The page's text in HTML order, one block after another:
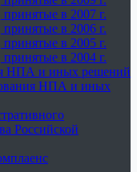
в 2007 г.
в 2006 г.
в 2005 г.
в 2004 г.
НПА и иных решений
НПА и иных
Российской